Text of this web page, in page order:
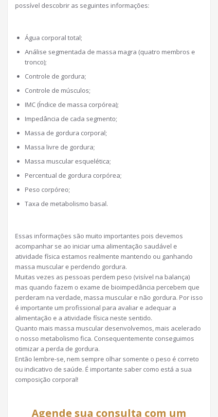
possível descobrir as seguintes informações:
Água corporal total;
Análise segmentada de massa magra (quatro membros e
tronco);
Controle de gordura;
Controle de músculos;
IMC (Índice de massa corpórea);
Impedância de cada segmento;
Massa de gordura corporal;
Massa livre de gordura;
Massa muscular esquelética;
Percentual de gordura corpórea;
Peso corpóreo;
Taxa de metabolismo basal.
Essas informações são muito importantes pois devemos
acompanhar se ao iniciar uma alimentação saudável e
atividade física estamos realmente mantendo ou ganhando
massa muscular e perdendo gordura.
Muitas vezes as pessoas perdem peso (visível na balança)
mas quando fazem o exame de bioimpedância percebem que
perderam na verdade, massa muscular e não gordura. Por isso
é importante um profissional para avaliar e adequar a
alimentação e a atividade física neste sentido.
Quanto mais massa muscular desenvolvemos, mais acelerado
o nosso metabolismo fica. Consequentemente conseguimos
otimizar a perda de gordura.
Então lembre-se, nem sempre olhar somente o peso é correto
ou indicativo de saúde. É importante saber como está a sua
composição corporal!
Agende sua consulta com um